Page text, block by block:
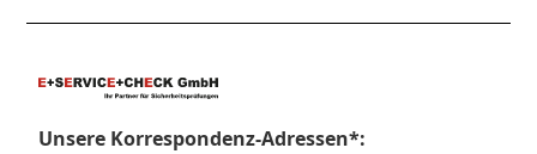
Unsere Korrespondenz-Adressen*: